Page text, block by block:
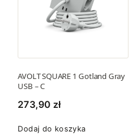
AVOLT SQUARE 1 Gotland Gray
USB – C
273,90 zł
Dodaj do koszyka